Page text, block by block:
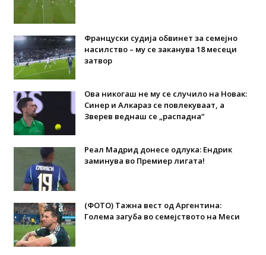
Француски судија обвинет за семејно
насилство – му се заканува 18 месеци
затвор
Ова никогаш не му се случило на Новак:
Синер и Алкараз се повлекуваат, а
Зверев веднаш се „распадна“
Реал Мадрид донесе одлука: Eндрик
заминува во Премиер лигата!
(ФОТО) Тажна вест од Аргентина:
Голема загуба во семејството на Меси